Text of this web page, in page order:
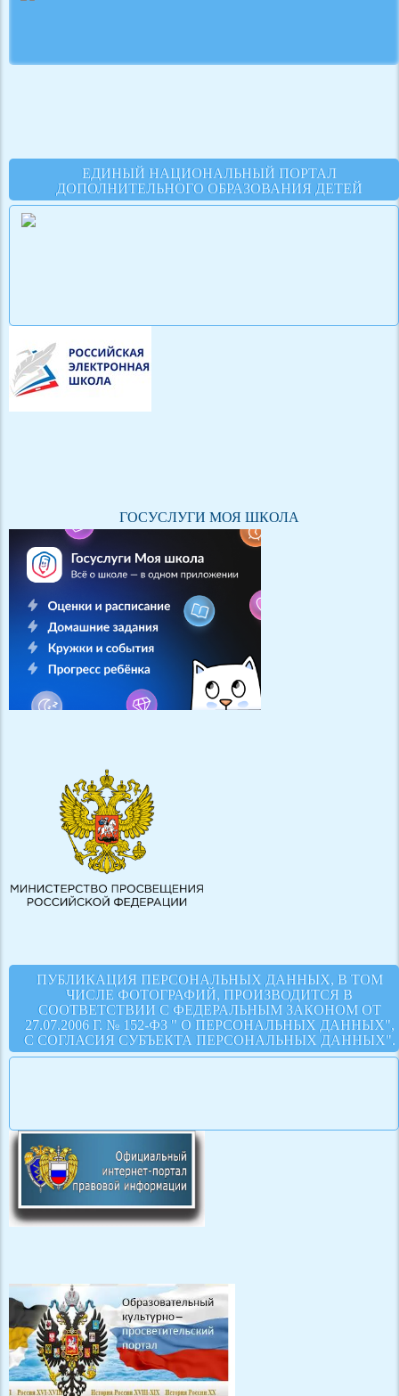
ЕДИНЫЙ НАЦИОНАЛЬНЫЙ ПОРТАЛ
ДОПОЛНИТЕЛЬНОГО ОБРАЗОВАНИЯ ДЕТЕЙ
ГОСУСЛУГИ МОЯ ШКОЛА
ПУБЛИКАЦИЯ ПЕРСОНАЛЬНЫХ ДАННЫХ, В ТОМ
ЧИСЛЕ ФОТОГРАФИЙ, ПРОИЗВОДИТСЯ В
СООТВЕТСТВИИ С ФЕДЕРАЛЬНЫМ ЗАКОНОМ ОТ
27.07.2006 Г. № 152-ФЗ " О ПЕРСОНАЛЬНЫХ ДАННЫХ",
С СОГЛАСИЯ СУБЪЕКТА ПЕРСОНАЛЬНЫХ ДАННЫХ".